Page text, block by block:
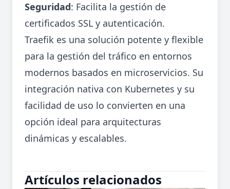
Seguridad: Facilita la gestión de
certificados SSL y autenticación.
Traefik es una solución potente y flexible
para la gestión del tráfico en entornos
modernos basados en microservicios. Su
integración nativa con Kubernetes y su
facilidad de uso lo convierten en una
opción ideal para arquitecturas
dinámicas y escalables.
Artículos relacionados